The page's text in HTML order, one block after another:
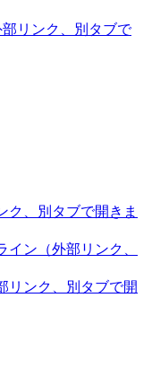
部リンク、別タブで
ク、別タブで開きま
イン （外部リンク、
リンク、別タブで開